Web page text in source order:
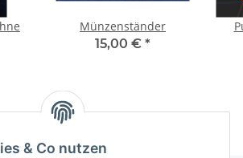
& Co nutzen
Münzenständer
15,00 € *